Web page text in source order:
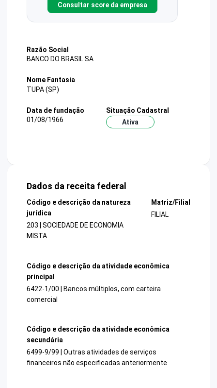
Consultar score da empresa
Razão Social
BANCO DO BRASIL SA
Nome Fantasia
TUPA (SP)
Data de fundação
01/08/1966
Situação Cadastral
Ativa
Dados da receita federal
Código e descrição da natureza
jurídica
203 | SOCIEDADE DE ECONOMIA
MISTA
Matriz/Filial
FILIAL
Código e descrição da atividade econômica
principal
6422-1/00 | Bancos múltiplos, com carteira
comercial
Código e descrição da atividade econômica
secundária
6499-9/99 | Outras atividades de serviços
financeiros não especificadas anteriormente